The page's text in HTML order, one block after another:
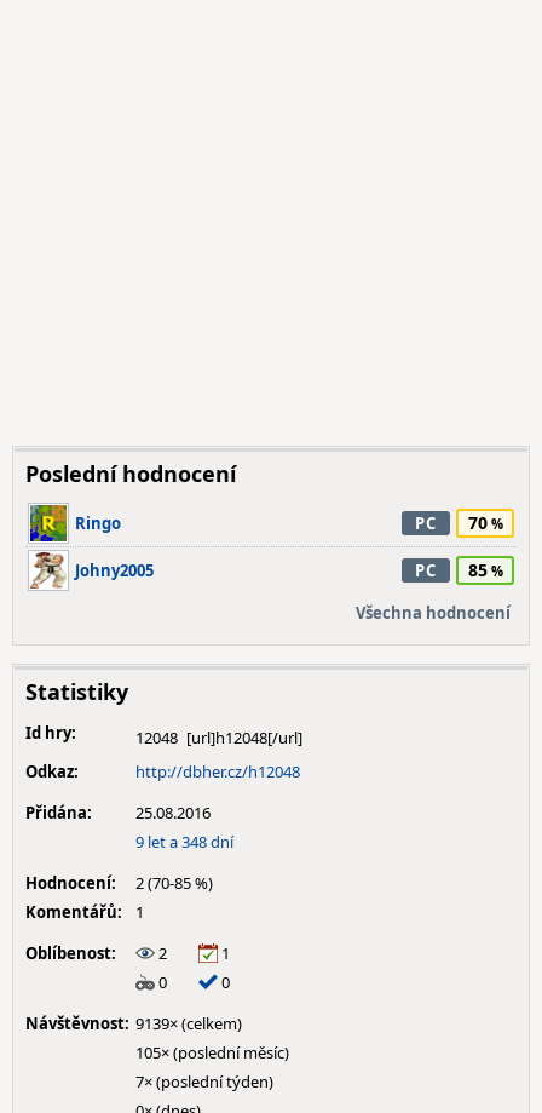
Poslední hodnocení
Ringo PC 70
Johny2005 PC 85
Všechna hodnocení
Statistiky
Id hry:
12048
Odkaz:
http://dbher.cz/h12048
Přidána:
25.08.2016
9 let a 348 dní
Hodnocení:
2 (70-85 %)
Komentářů:
1
Oblíbenost:
2
1
0
0
Návštěvnost: 9139× (celkem)
105× (poslední měsíc)
7× (poslední týden)